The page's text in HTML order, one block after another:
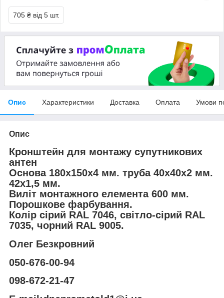
705 ₴ від 5 шт.
Опис Характеристики Доставка Оплата Умови
Опис
Кронштейн для монтажу супутникових
антен
Основа 180х150х4 мм. труба 40х40х2 мм.
42х1,5 мм.
Виліт монтажного елемента 600 мм.
Порошкове фарбування.
Колір сірий RAL 7046, світло-сірий RAL
7035, чорний RAL 9005.
Олег Безкровний
050-676-00-94
098-672-21-47